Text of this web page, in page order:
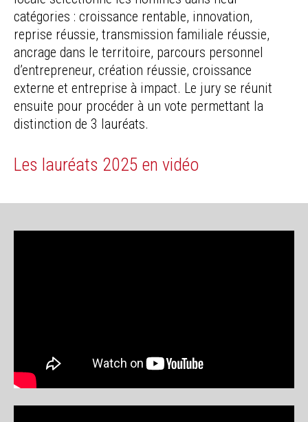
catégories : croissance rentable, innovation,
reprise réussie, transmission familiale réussie,
ancrage dans le territoire, parcours personnel
d’entrepreneur, création réussie, croissance
externe et entreprise à impact. Le jury se réunit
ensuite pour procéder à un vote permettant la
distinction de 3 lauréats.
Les lauréats 2025 en vidéo